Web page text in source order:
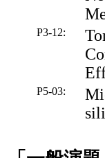
P3-12:
P5-03: